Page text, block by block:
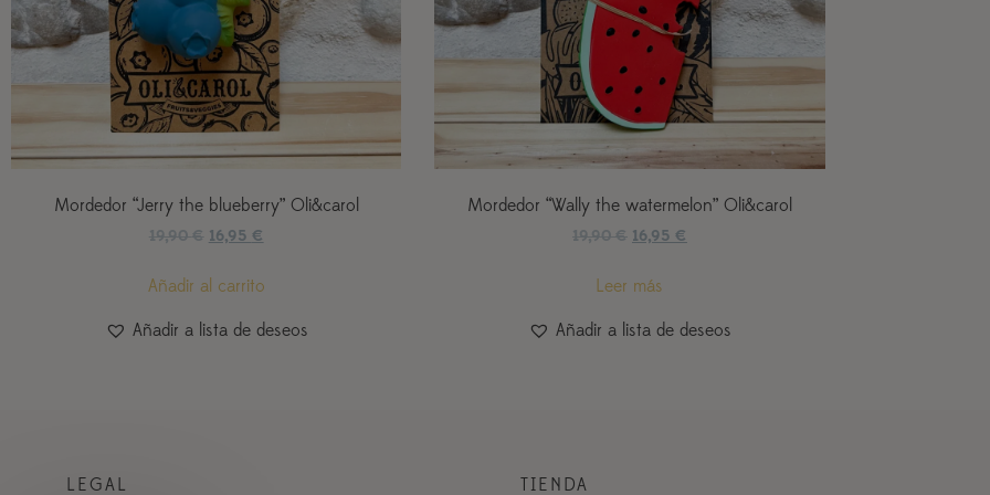
Mordedor “Jerry the blueberry” Oli&carol
19,90€ 16,95 €
Añadir al carrito
Añadir a lista de deseos
Mordedor “Wally the watermelon” Oli&carol
19,90€ 16,95 €
Leer más
Añadir a lista de deseos
LEGAL TIENDA